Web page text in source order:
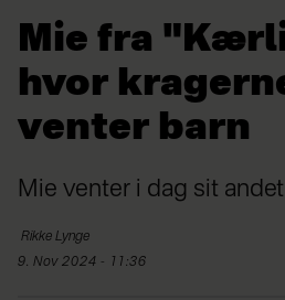
Mie fra
hvor
venter barn
Mie venter i dag sit
Rikke Lynge
9. Nov 2024 - 11:36